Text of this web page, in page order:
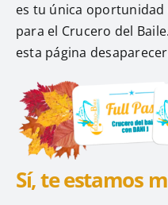
es tu única oportunidad
para el Crucero del
esta página
Sí, te estamos